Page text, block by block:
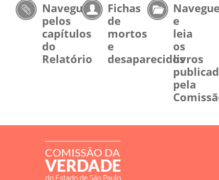
Navegue
pelos
capítulos
do
Relatório
Fichas
de
mortos
e
desaparecidos
e
leia
os
livros
pela